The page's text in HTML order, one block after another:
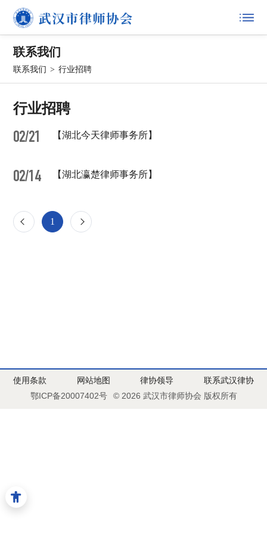
联系我们
联系我们 > 行业招聘
行业招聘
02/21 【湖北今天律师事务所】
02/14 【湖北瀛楚律师事务所】
1
使用条款 网站地图 律协领导
联系武汉律协
鄂ICP备20007402号
© 2026 武汉市律师协会 版权所有